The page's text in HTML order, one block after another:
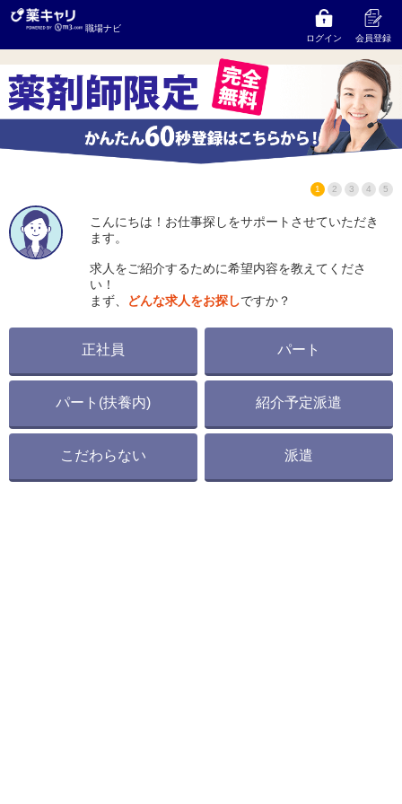
職場ナビ
ログイン
会員登録
株式会社トータス
の求人をお探しならコンサルタント
にご相談ください
1 2 3 4 5
こんにちは！お仕事探しをサポートさせていただき
ます。
求人をご紹介するために希望内容を教えてくださ
い！
まず、
どんな求人をお探しですか？
正社員 パート
パート(扶養内) 紹介予定派遣
こだわらない 派遣